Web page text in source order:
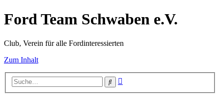
Ford Team Schwaben e.V.
Club, Verein für alle Fordinteressierten
Zum Inhalt
Suche